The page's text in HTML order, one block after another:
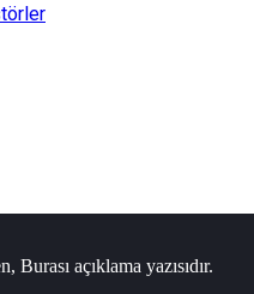
açıklama yazısıdır.